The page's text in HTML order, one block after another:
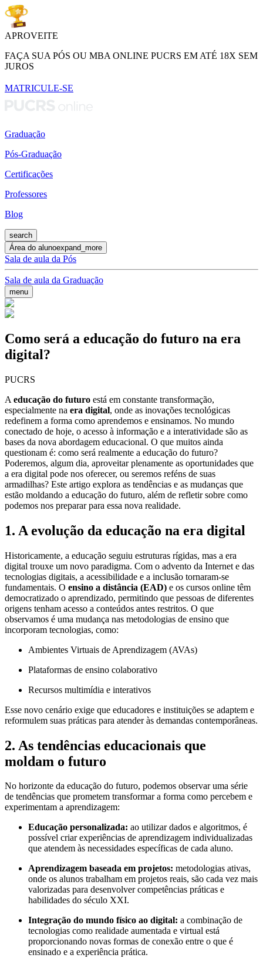
APROVEITE
FAÇA SUA PÓS OU MBA ONLINE PUCRS EM ATÉ 18X SEM
JUROS
MATRICULE-SE
Graduação
Pós-Graduação
Certificações
Professores
Blog
search
Área do alunoexpand_more
Sala de aula da Pós
Sala de aula da Graduação
menu
Como será a educação do futuro na era
digital?
PUCRS
A educação do futuro está em constante transformação,
especialmente na era digital, onde as inovações tecnológicas
redefinem a forma como aprendemos e ensinamos. No mundo
conectado de hoje, o acesso à informação e a interatividade são as
bases da nova abordagem educacional. O que muitos ainda
questionam é: como será realmente a educação do futuro?
Poderemos, algum dia, aproveitar plenamente as oportunidades que
a era digital pode nos oferecer, ou seremos reféns de suas
armadilhas? Este artigo explora as tendências e as mudanças que
estão moldando a educação do futuro, além de refletir sobre como
podemos nos preparar para essa nova realidade.
1. A evolução da educação na era digital
Historicamente, a educação seguiu estruturas rígidas, mas a era
digital trouxe um novo paradigma. Com o advento da Internet e das
tecnologias digitais, a acessibilidade e a inclusão tornaram-se
fundamentais. O ensino a distância (EAD) e os cursos online têm
democratizado o aprendizado, permitindo que pessoas de diferentes
origens tenham acesso a conteúdos antes restritos. O que
observamos é uma mudança nas metodologias de ensino que
incorporam tecnologias, como:
Ambientes Virtuais de Aprendizagem (AVAs)
Plataformas de ensino colaborativo
Recursos multimídia e interativos
Esse novo cenário exige que educadores e instituições se adaptem e
reformulem suas práticas para atender às demandas contemporâneas.
2. As tendências educacionais que
moldam o futuro
No horizonte da educação do futuro, podemos observar uma série
de tendências que prometem transformar a forma como percebem e
experimentam a aprendizagem:
Educação personalizada: ao utilizar dados e algoritmos, é
possível criar experiências de aprendizagem individualizadas
que atendem às necessidades específicas de cada aluno.
Aprendizagem baseada em projetos: metodologias ativas,
onde os alunos trabalham em projetos reais, são cada vez mais
valorizadas para desenvolver competências práticas e
habilidades do século XXI.
Integração do mundo físico ao digital: a combinação de
tecnologias como realidade aumentada e virtual está
proporcionando novas formas de conexão entre o que é
ensinado e a experiência prática.